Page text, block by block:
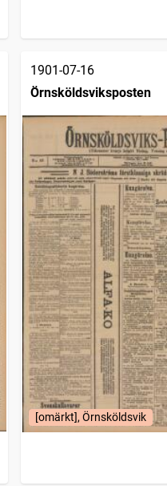
1901-07-16
Örnsköldsviksposten
[omärkt], Örnsköldsvik